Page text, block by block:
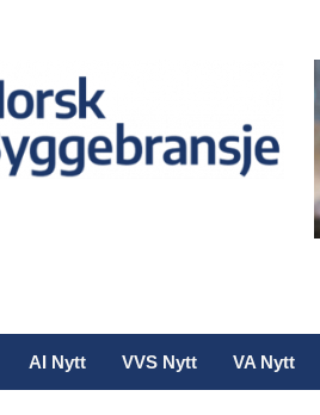
AI Nytt VVS Nytt VA Nytt